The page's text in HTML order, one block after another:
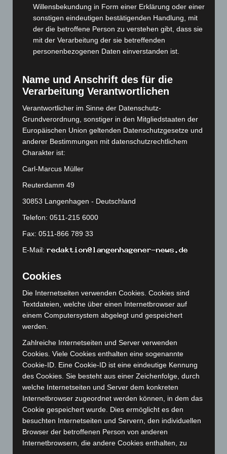
Juli 2024(89)
Juni 2024(107)
Mai 2024(149)
April 2024
(103)
Februar 2024(103)
Januar 2024(111)
Dezember 2023(130)
November 2023(130)
Oktober 2023(114)
September 2023(133)
März 2023 (174)
Februar 2023
Dezember 2022(130)
November 2022(167)
Oktober 2022
September 2022(205)
August 2022 (166)
Juli 2022(133)
Juni 2022(167)
Mai 2022(177)
April 2022(198)
März 2022
Willensbekundung in Form einer Erklärung oder einer
sonstigen eindeutigen bestätigenden Handlung, mit
der die betroffene Person zu verstehen gibt, dass sie
mit der Verarbeitung der sie betreffenden
personenbezogenen Daten einverstanden ist.
Name und Anschrift des für die
Verarbeitung Verantwortlichen
Verantwortlicher im Sinne der Datenschutz-
Grundverordnung, sonstiger in den Mitgliedstaaten der
Europäischen Union geltenden Datenschutzgesetze und
anderer Bestimmungen mit datenschutzrechtlichem
Charakter ist:
Carl-Marcus Müller
Reuterdamm 49
30853 Langenhagen - Deutschland
Telefon: 0511-215 6000
Fax: 0511-866 789 33
E-Mail:
Cookies
Die Internetseiten verwenden Cookies. Cookies sind
Textdateien, welche über einen Internetbrowser auf
einem Computersystem abgelegt und gespeichert
werden.
Zahlreiche Internetseiten und Server verwenden
Cookies. Viele Cookies enthalten eine sogenannte
Cookie-ID. Eine Cookie-ID ist eine eindeutige Kennung
des Cookies. Sie besteht aus einer Zeichenfolge, durch
welche Internetseiten und Server dem konkreten
Internetbrowser zugeordnet werden können, in dem das
Cookie gespeichert wurde. Dies ermöglicht es den
besuchten Internetseiten und Servern, den individuellen
Browser der betroffenen Person von anderen
Internetbrowsern, die andere Cookies enthalten, zu